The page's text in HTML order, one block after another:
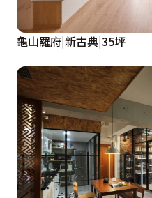
龜山羅府|新古典|35坪